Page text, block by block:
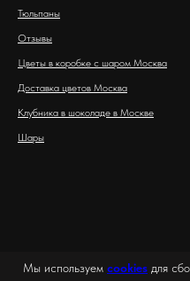
Тюльпаны
Отзывы
Цветы в коробке с шаром Москва
Доставка цветов Москва
Клубника в шоколаде в Москве
Шары
Мы используем cookies для